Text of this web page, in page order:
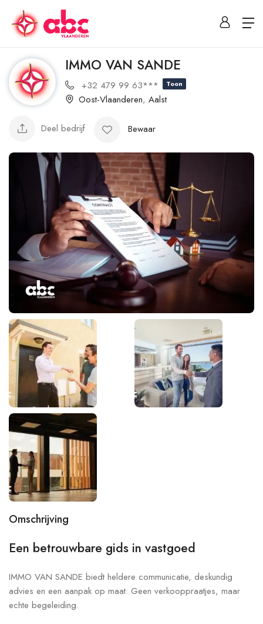
IMMO VAN SANDE
+32 479 99 63*** Toon
Oost-Vlaanderen, Aalst
Deel bedrijf Bewaar
Omschrijving
Een betrouwbare gids in vastgoed
IMMO VAN SANDE biedt heldere communicatie, deskundig
advies en een aanpak op maat. Geen verkooppraatjes, maar
echte begeleiding.